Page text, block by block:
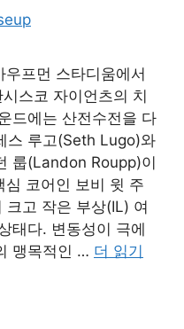
프먼 스타디움에서
스코 자이언츠의 치
드에는 산전수전을 다
스 루고(Seth Lugo)와
룹(Landon Roupp)이
코어인 보비 윗 주
크고 작은 부상(IL) 여
태다. 변동성이 극에
맹목적인 … 더 읽기